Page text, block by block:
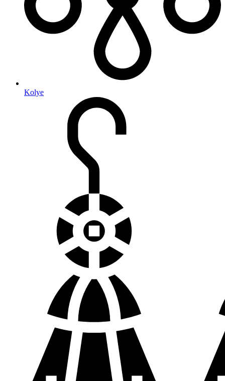
Kolye